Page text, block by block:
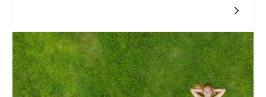
przyczynia się do redukcji śladu węglowego, wspiera lokalne
społeczności oraz promuje zdrowy, zrównoważony styl
życia. Kiedy decydujemy się na takie rozwiązania, nie tylko
czerpiemy radość z autentycznych smaków, lecz również
angażujemy się w proces ochrony środowiska i lokalnych
ekosystemów.